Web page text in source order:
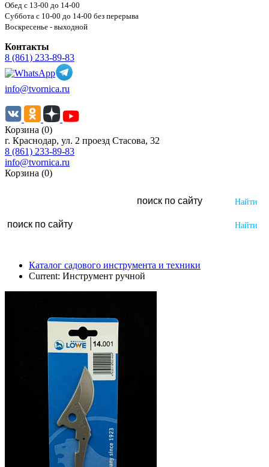
Обед с 13-00 до 14-00
Суббота с 10-00 до 14-00 без перерыва
Воскресенье - выходной
Контакты
8 (861) 233-89-83
info@tvornica.ru
Корзина (0)
г. Краснодар, ул. 2 проезд Стасова, 32
8 (861) 233-89-83
info@tvornica.ru
Корзина (0)
Каталог садового инструмента и техники
Current: Инструмент ручной